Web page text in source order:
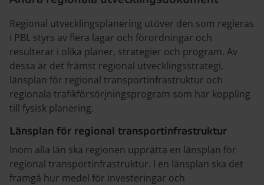
Regional utvecklingsplanering utöver den som regleras
i PBL styrs av flera lagar och förordningar och
resulterar i olika planer, strategier och program. Av
dessa är det främst regional utvecklingsstrategi,
länsplan för regional transportinfrastruktur och
regionala trafikförsörjningsprogram som har koppling
till fysisk planering.
Länsplan för regional transportinfrastruktur
Inom alla län ska regionen upprätta en länsplan för
regional transportinfrastruktur. I en länsplan ska det
framgå hur medel för investeringar och